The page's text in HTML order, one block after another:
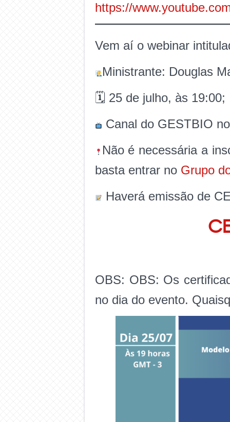
https://
Vem aí o webinar
Ministrante: Douglas
🗓 25 de julho, às 19:00;
Canal do GESTBIO
Não é necessária a
basta entrar no Grupo
Haverá emissão de
OBS: OBS: Os
no dia do evento.